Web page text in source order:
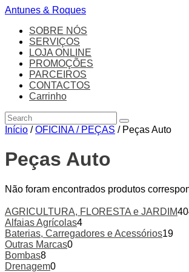
Antunes & Roques
SOBRE NÓS
SERVIÇOS
LOJA ONLINE
PROMOÇÕES
PARCEIROS
CONTACTOS
Carrinho
Início /OFICINA / PEÇAS / Peças Auto
Peças Auto
Não foram encontrados produtos
AGRICULTURA, FLORESTA e JARDIM
Alfaias Agrícolas4
Baterias, Carregadores e Acessórios19
Outras Marcas0
Bombas8
Drenagem0